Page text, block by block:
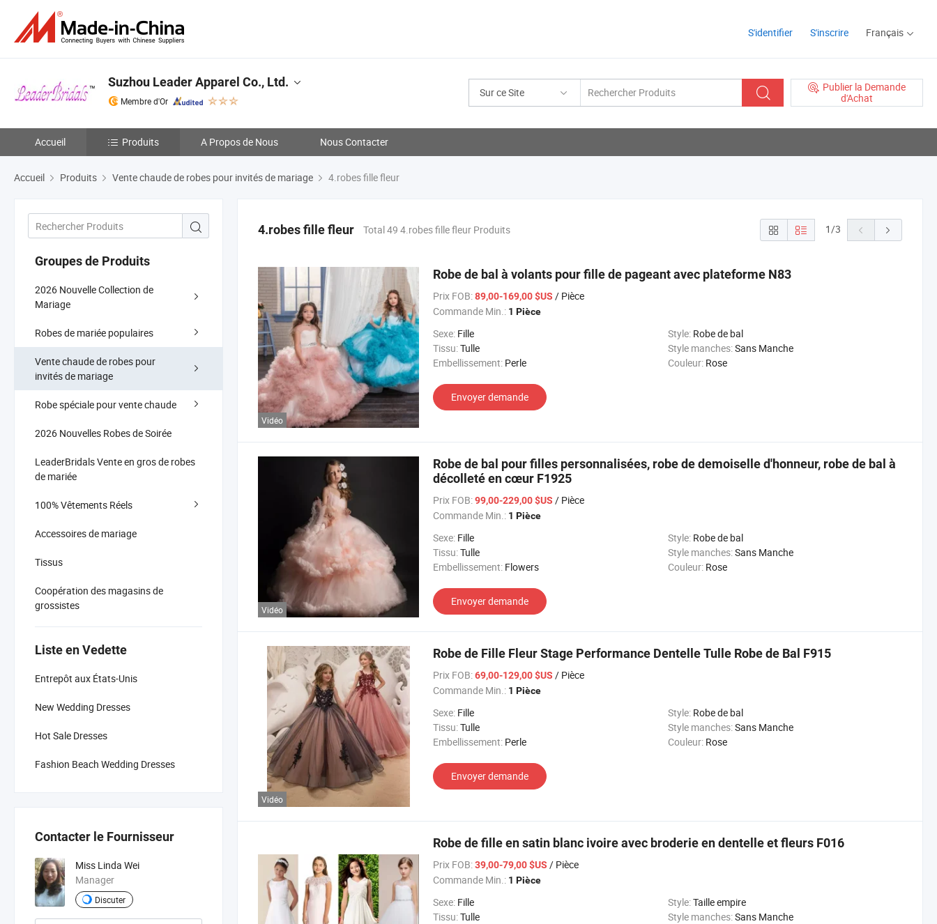
S'identifier S'inscrire Français
Sur ce Site
Publier la Demande
d'Achat
Suzhou Leader Apparel Co., Ltd.
Membre d'Or
Accueil Produits A Propos de Nous Nous Contacter
Accueil Produits Vente chaude de robes pour invités de mariage 4.robes fille fleur
Groupes de Produits
2026 Nouvelle Collection de
Mariage
Robes de mariée populaires
Vente chaude de robes pour
invités de mariage
Robe spéciale pour vente chaude
2026 Nouvelles Robes de Soirée
LeaderBridals Vente en gros de robes
de mariée
100% Vêtements Réels
Accessoires de mariage
Tissus
Coopération des magasins de
grossistes
Liste en Vedette
Entrepôt aux États-Unis
New Wedding Dresses
Hot Sale Dresses
Fashion Beach Wedding Dresses
Contacter le Fournisseur
Miss Linda Wei
Manager
Discuter
4.robes fille fleur Total 49 4.robes fille fleur Produits 1/3
Vidéo
Robe de bal à volants pour fille de pageant avec plateforme N83
Prix FOB:89,00-169,00 $US / Pièce
Commande Min.: 1 Pièce
Sexe: Fille Style: Robe de bal
Tissu:Tulle Style manches:Sans Manche
Embellissement: Perle Couleur: Rose
Envoyer demande
Vidéo
Robe de bal pour filles personnalisées, robe de demoiselle d'honneur, robe de bal à
décolleté en cœur F1925
Prix FOB:99,00-229,00 $US / Pièce
Commande Min.: 1 Pièce
Sexe: Fille Style: Robe de bal
Tissu:Tulle Style manches:Sans Manche
Embellissement: Flowers Couleur: Rose
Envoyer demande
Vidéo
Robe de Fille Fleur Stage Performance Dentelle Tulle Robe de Bal F915
Prix FOB:69,00-129,00 $US / Pièce
Commande Min.: 1 Pièce
Sexe: Fille Style: Robe de bal
Tissu:Tulle Style manches:Sans Manche
Embellissement: Perle Couleur: Rose
Envoyer demande
Robe de fille en satin blanc ivoire avec broderie en dentelle et fleurs F016
Prix FOB:39,00-79,00 $US / Pièce
Commande Min.: 1 Pièce
Sexe: Fille Style:Taille empire
Tissu:Tulle Style manches:Sans Manche